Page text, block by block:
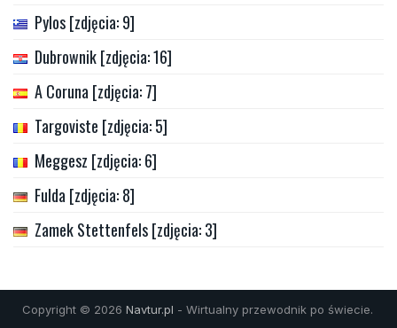
Pylos [zdjęcia: 9]
Dubrownik [zdjęcia: 16]
A Coruna [zdjęcia: 7]
Targoviste [zdjęcia: 5]
Meggesz [zdjęcia: 6]
Fulda [zdjęcia: 8]
Zamek Stettenfels [zdjęcia: 3]
Copyright © 2026 Navtur.pl - Wirtualny przewodnik po świecie.